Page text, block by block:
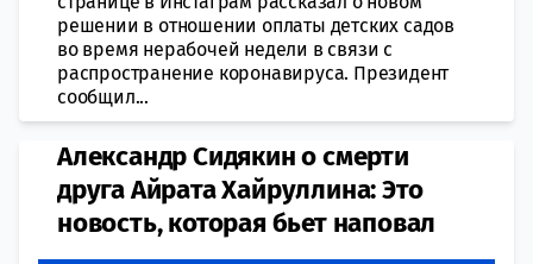
решении в отношении оплаты детских садов
во время нерабочей недели в связи с
распространение коронавируса. Президент
сообщил...
Александр Сидякин о смерти
друга Айрата Хайруллина: Это
новость, которая бьет наповал